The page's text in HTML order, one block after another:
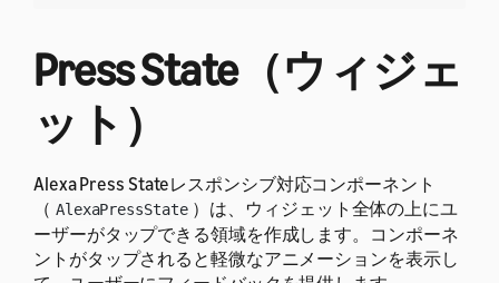
Press State（ウィジェ
ット）
Alexa Press Stateレスポンシブ対応コンポーネント
（ AlexaPressState ）は、ウィジェット全体の上にユ
ーザーがタップできる領域を作成します。コンポーネ
ントがタップされると軽微なアニメーションを表示し